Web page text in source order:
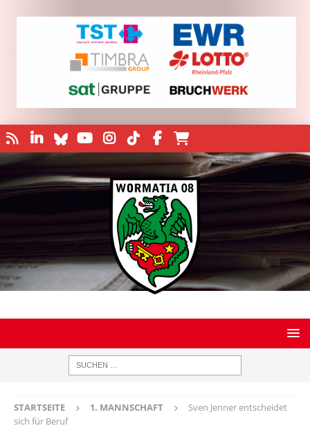
STARTSEITE 1. MANNSCHAFT
Sven Jenner entscheidet
sich für Beruf